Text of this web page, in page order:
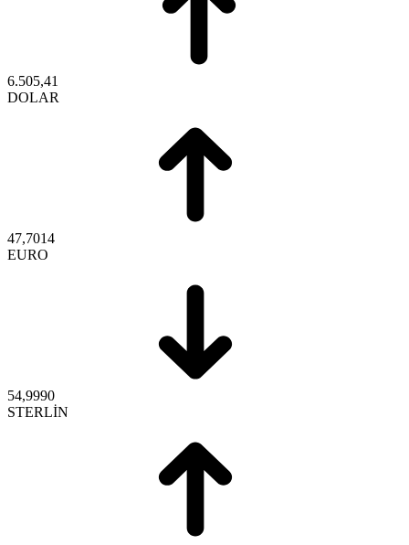
6.505,41
DOLAR
47,7014
EURO
54,9990
STERLİN